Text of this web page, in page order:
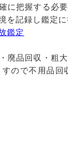
に把握する必
を記録し鑑定に
鑑定
廃品回収・粗
ので不用品